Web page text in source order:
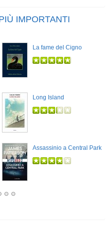
IMPORTANTI
La fame del Cigno
Long Island
Assassinio a Central Park